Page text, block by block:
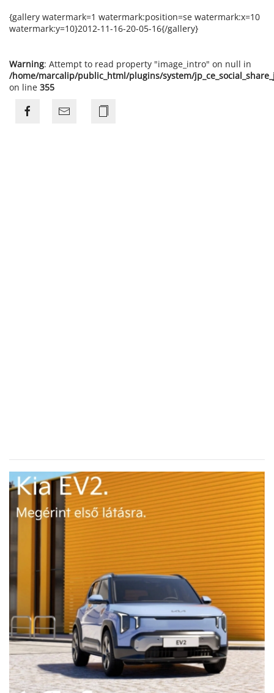
{gallery watermark=1 watermark:position=se watermark:x=10
watermark:y=10}2012-11-16-20-05-16{/gallery}
Warning: Attempt to read property "image_intro" on null in
/home/marcalip/public_html/plugins/system/
on line 355